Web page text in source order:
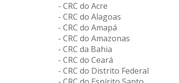
- CRC do Acre
- CRC do Alagoas
- CRC do Amapá
- CRC do Amazonas
- CRC da Bahia
- CRC do Ceará
- CRC do Distrito Federal